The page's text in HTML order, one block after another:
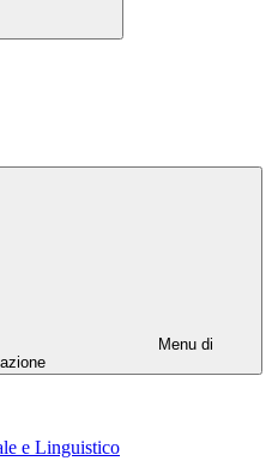
Menu di
e Linguistico